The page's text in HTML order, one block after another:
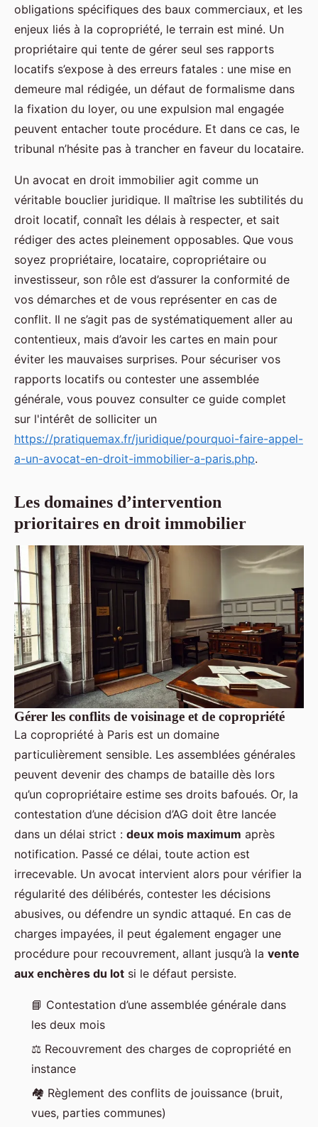
obligations spécifiques des baux commerciaux, et les
enjeux liés à la copropriété, le terrain est miné. Un
propriétaire qui tente de gérer seul ses rapports
locatifs s’expose à des erreurs fatales : une mise en
demeure mal rédigée, un défaut de formalisme dans
la fixation du loyer, ou une expulsion mal engagée
peuvent entacher toute procédure. Et dans ce cas, le
tribunal n’hésite pas à trancher en faveur du locataire.
Un avocat en droit immobilier agit comme un
véritable bouclier juridique. Il maîtrise les subtilités du
droit locatif, connaît les délais à respecter, et sait
rédiger des actes pleinement opposables. Que vous
soyez propriétaire, locataire, copropriétaire ou
investisseur, son rôle est d’assurer la conformité de
vos démarches et de vous représenter en cas de
conflit. Il ne s’agit pas de systématiquement aller au
contentieux, mais d’avoir les cartes en main pour
éviter les mauvaises surprises. Pour sécuriser vos
rapports locatifs ou contester une assemblée
générale, vous pouvez consulter ce guide complet
sur l'intérêt de solliciter un
https://pratiquemax.fr/juridique/pourquoi-faire-appel-
a-un-avocat-en-droit-immobilier-a-paris.php.
Les domaines d’intervention
prioritaires en droit immobilier
Gérer les conflits de voisinage et de copropriété
La copropriété à Paris est un domaine
particulièrement sensible. Les assemblées générales
peuvent devenir des champs de bataille dès lors
qu’un copropriétaire estime ses droits bafoués. Or, la
contestation d’une décision d’AG doit être lancée
dans un délai strict : deux mois maximum après
notification. Passé ce délai, toute action est
irrecevable. Un avocat intervient alors pour vérifier la
régularité des délibérés, contester les décisions
abusives, ou défendre un syndic attaqué. En cas de
charges impayées, il peut également engager une
procédure pour recouvrement, allant jusqu’à la vente
aux enchères du lot si le défaut persiste.
📘 Contestation d’une assemblée générale dans
les deux mois
⚖️ Recouvrement des charges de copropriété en
instance
🏘️ Règlement des conflits de jouissance (bruit,
vues, parties communes)